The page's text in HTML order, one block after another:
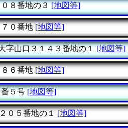
８番地の３ [地図等]
０番地 [地図等]
字山口３１４３番地の１ [地図等]
６番地 [地図等]
５号 [地図等]
０５番地の１ [地図等]